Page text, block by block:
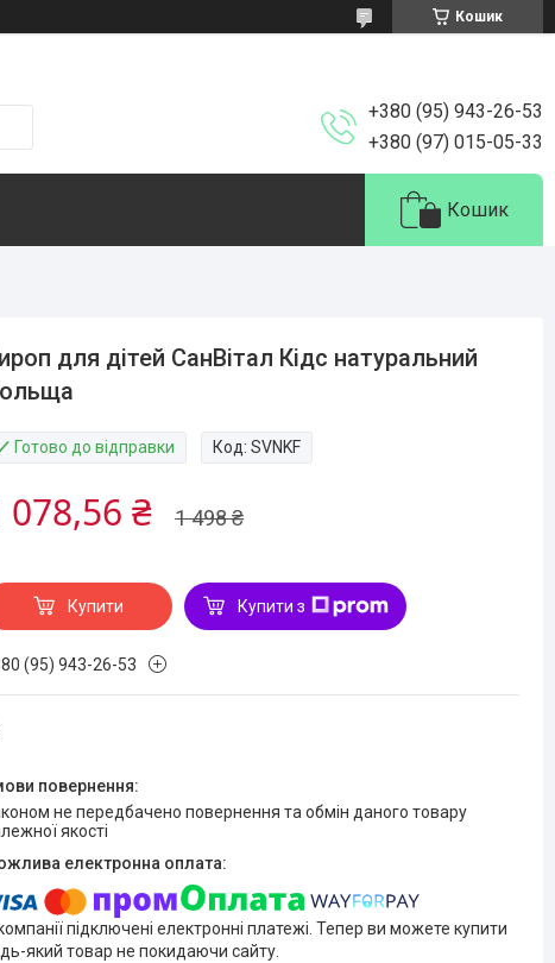
Кошик
+380 (95) 943-26-53
+380 (97) 015-05-33
Кошик
для дітей СанВітал Кідс натуральний
Готово до відправки Код:SVNKF
1 498 ₴
078,56 ₴
Купити Купити з
(95) 943-26-53
якості
підключені електронні платежі. Тепер ви можете купити
який товар не покидаючи сайту.